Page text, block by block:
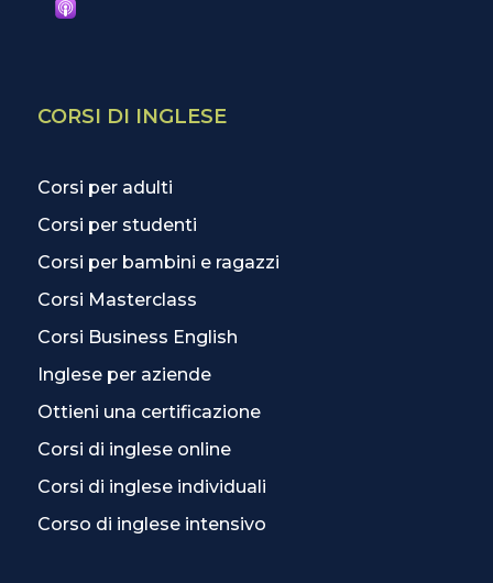
CORSI DI INGLESE
Corsi per adulti
Corsi per studenti
Corsi per bambini e ragazzi
Corsi Masterclass
Corsi Business English
Inglese per aziende
Ottieni una certificazione
Corsi di inglese online
Corsi di inglese individuali
Corso di inglese intensivo